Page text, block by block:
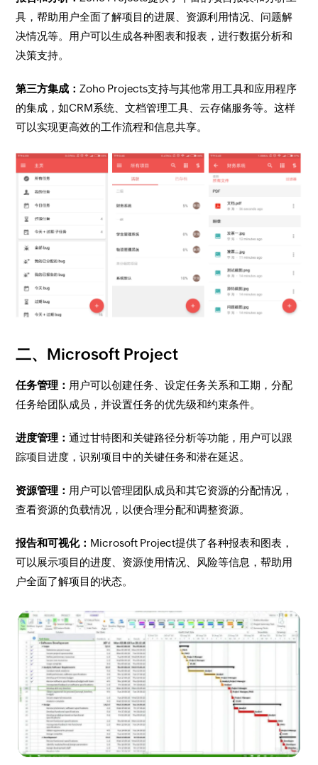
具，帮助用户全面了解项目的进展、资源利用情况、问题解
决情况等。用户可以生成各种图表和报表，进行数据分析和
决策支持。
第三方集成： Zoho Projects支持与其他常用工具和应用程序
的集成，如CRM系统、文档管理工具、云存储服务等。这样
可以实现更高效的工作流程和信息共享。
二、Microsoft Project
任务管理： 用户可以创建任务、设定任务关系和工期，分配
任务给团队成员，并设置任务的优先级和约束条件。
进度管理：通过甘特图和关键路径分析等功能，用户可以跟
踪项目进度，识别项目中的关键任务和潜在延迟。
资源管理： 用户可以管理团队成员和其它资源的分配情况，
查看资源的负载情况，以便合理分配和调整资源。
报告和可视化： Microsoft Project提供了各种报表和图表，
可以展示项目的进度、资源使用情况、风险等信息，帮助用
户全面了解项目的状态。